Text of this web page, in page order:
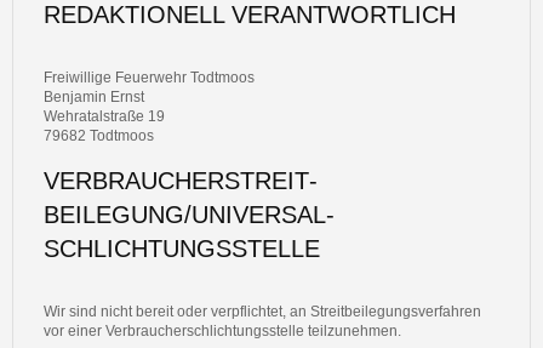
REDAKTIONELL VERANTWORTLICH
Freiwillige Feuerwehr Todtmoos
Benjamin Ernst
Wehratalstraße 19
79682 Todtmoos
VERBRAUCHER­STREIT­
BEILEGUNG/UNIVERSAL­
SCHLICHTUNGS­STELLE
Wir sind nicht bereit oder verpflichtet, an Streitbeilegungsverfahren
vor einer Verbraucherschlichtungsstelle teilzunehmen.